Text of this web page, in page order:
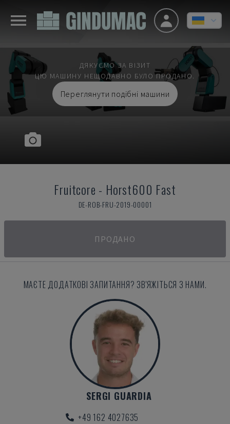
ДЯКУЄМО ЗА ВІЗИТ
ЦЮ МАШИНУ НЕЩОДАВНО БУЛО ПРОДАНО.
Переглянути подібні машини
Fruitcore - Horst600 Fast
DE-ROB-FRU-2019-00001
ПРОДАНО
МАЄТЕ ДОДАТКОВІ ЗАПИТАННЯ? ЗВ'ЯЖІТЬСЯ З НАМИ.
SERGI GUARDIA
+49 162 4027635